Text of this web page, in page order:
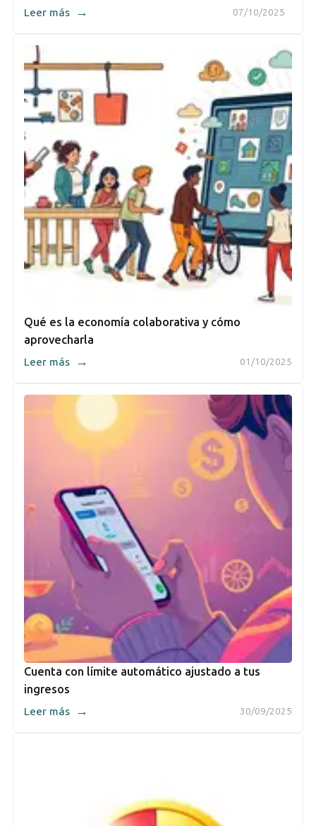
07/10/2025
Leer más →
Qué es la economía colaborativa y cómo
aprovecharla
01/10/2025
Leer más →
Cuenta con límite automático ajustado a tus
ingresos
30/09/2025
Leer más →